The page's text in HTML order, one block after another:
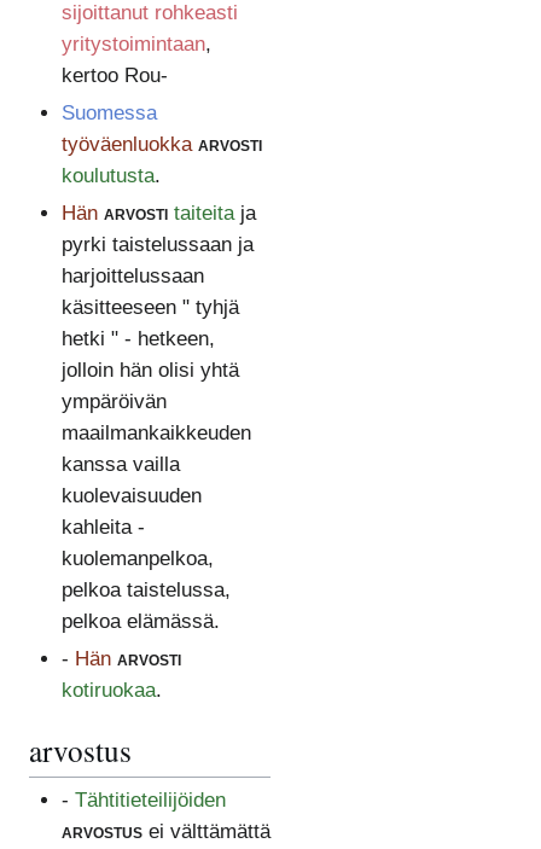
sijoittanut rohkeasti
yritystoimintaan,
kertoo Rou-
Suomessa
työväenluokka arvosti
koulutusta.
Hän arvosti taiteitaja
pyrki taistelussaan ja
harjoittelussaan
käsitteeseen " tyhjä
hetki " - hetkeen,
jolloin hän olisi yhtä
ympäröivän
maailmankaikkeuden
kanssa vailla
kuolevaisuuden
kahleita -
kuolemanpelkoa,
pelkoa taistelussa,
pelkoa elämässä.
- Hän arvosti
kotiruokaa.
arvostus
- Tähtitieteilijöiden
arvostusei välttämättä